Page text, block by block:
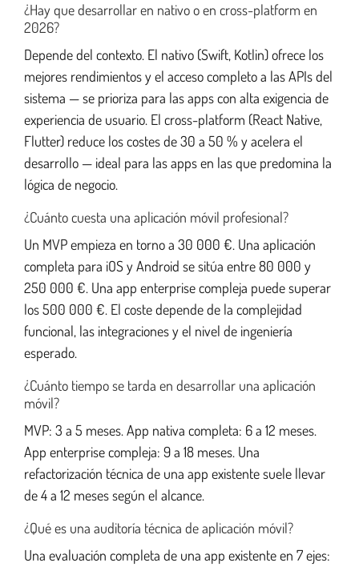
¿Hay que desarrollar en nativo o en cross-platform en
2026?
Depende del contexto. El nativo (Swift, Kotlin) ofrece los
mejores rendimientos y el acceso completo a las APIs del
sistema — se prioriza para las apps con alta exigencia de
experiencia de usuario. El cross-platform (React Native,
Flutter) reduce los costes de 30 a 50 % y acelera el
desarrollo — ideal para las apps en las que predomina la
lógica de negocio.
¿Cuánto cuesta una aplicación móvil profesional?
Un MVP empieza en torno a 30 000 €. Una aplicación
completa para iOS y Android se sitúa entre 80 000 y
250 000 €. Una app enterprise compleja puede superar
los 500 000 €. El coste depende de la complejidad
funcional, las integraciones y el nivel de ingeniería
esperado.
¿Cuánto tiempo se tarda en desarrollar una aplicación
móvil?
MVP: 3 a 5 meses. App nativa completa: 6 a 12 meses.
App enterprise compleja: 9 a 18 meses. Una
refactorización técnica de una app existente suele llevar
de 4 a 12 meses según el alcance.
¿Qué es una auditoría técnica de aplicación móvil?
Una evaluación completa de una app existente en 7 ejes: